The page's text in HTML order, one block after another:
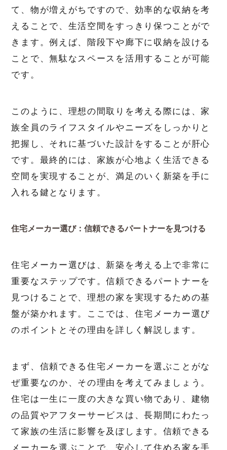
て、物が増えがちですので、効率的な収納を考
えることで、生活空間をすっきり保つことがで
きます。例えば、階段下や廊下に収納を設ける
ことで、無駄なスペースを活用することが可能
です。
このように、理想の間取りを考える際には、家
族全員のライフスタイルやニーズをしっかりと
把握し、それに基づいた設計をすることが肝心
です。最終的には、家族が心地よく生活できる
空間を実現することが、満足のいく新築を手に
入れる鍵となります。
住宅メーカー選び：信頼できるパートナーを見つける
住宅メーカー選びは、新築を考える上で非常に
重要なステップです。信頼できるパートナーを
見つけることで、理想の家を実現するための基
盤が築かれます。ここでは、住宅メーカー選び
のポイントとその理由を詳しく解説します。
まず、信頼できる住宅メーカーを選ぶことがな
ぜ重要なのか、その理由を考えてみましょう。
住宅は一生に一度の大きな買い物であり、建物
の品質やアフターサービスは、長期間にわたっ
て家族の生活に影響を及ぼします。信頼できる
メーカーを選ぶことで、安心して住める家を手